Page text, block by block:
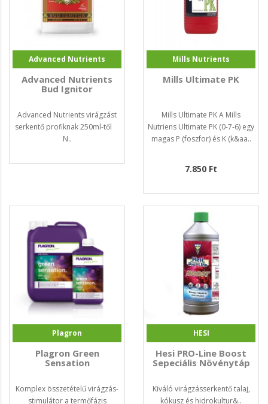
Advanced Nutrients
Advanced Nutrients
Bud Ignitor
Advanced Nutrients virágzást
serkentő profiknak 250ml-től
N..
Mills Nutrients
Mills Ultimate PK
Mills Ultimate PK A Mills
Nutriens Ultimate PK (0-7-6) egy
magas P (foszfor) és K (k&aa..
7.850 Ft
Plagron
Plagron Green
Sensation
Komplex összetételű virágzás-
stimulátor a termőfázis
HESI
Hesi PRO-Line Boost
Sepeciális Növénytáp
Kiváló virágzásserkentő talaj,
kókusz és hidrokultur&..